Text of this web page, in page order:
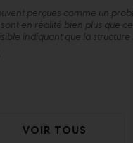
qui aident à les
perçues comme un
en réalité bien plus que
indiquant que la
VOIR TOUS